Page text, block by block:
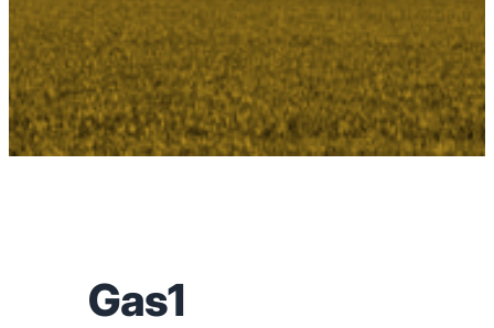
Gas1